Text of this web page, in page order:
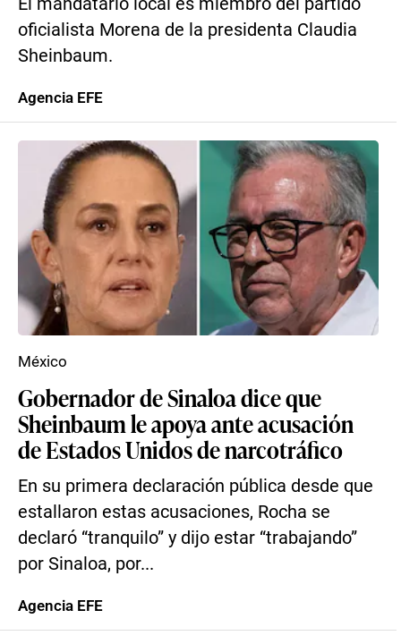
oficialista Morena de la presidenta Claudia
Sheinbaum.
Agencia EFE
Gobernador de Sinaloa dice que
Sheinbaum le apoya ante acusación
de Estados Unidos de narcotráfico
En su primera declaración pública desde que
estallaron estas acusaciones, Rocha se
declaró “tranquilo” y dijo estar “trabajando”
por Sinaloa, por...
México
Agencia EFE